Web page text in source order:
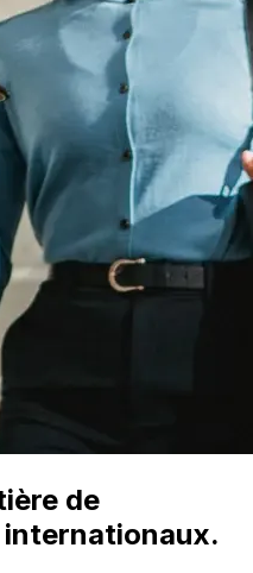
de